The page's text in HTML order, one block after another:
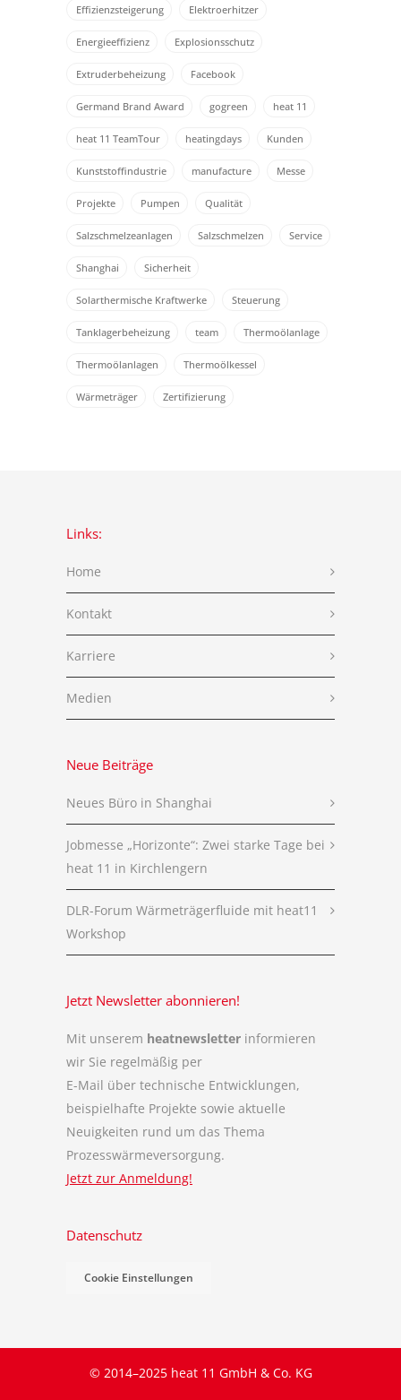
Effizienzsteigerung Elektroerhitzer
Energieeffizienz Explosionsschutz
Extruderbeheizung Facebook
Germand Brand Award gogreen heat 11
heat 11 TeamTour heatingdays Kunden
Kunststoffindustrie manufacture Messe
Projekte Pumpen Qualität
Salzschmelzeanlagen Salzschmelzen Service
Shanghai Sicherheit
Solarthermische Kraftwerke Steuerung
Tanklagerbeheizung team Thermoölanlage
Thermoölanlagen Thermoölkessel
Wärmeträger Zertifizierung
Links:
Home
Kontakt
Karriere
Medien
Neue Beiträge
Neues Büro in Shanghai
Jobmesse „Horizonte“: Zwei starke Tage bei
heat 11 in Kirchlengern
DLR-Forum Wärmeträgerfluide mit heat11
Workshop
Jetzt Newsletter abonnieren!
Mit unserem heatnewsletter informieren
wir Sie regelmäßig per
E-Mail über technische Entwicklungen,
beispielhafte Projekte sowie aktuelle
Neuigkeiten rund um das Thema
Prozesswärmeversorgung.
Jetzt zur Anmeldung!
Datenschutz
Cookie Einstellungen
© 2014–2025 heat 11 GmbH & Co. KG